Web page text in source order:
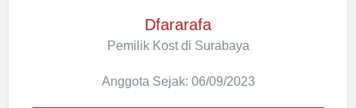
Dfararafa
Pemilik Kost di Surabaya
Anggota Sejak: 06/09/2023